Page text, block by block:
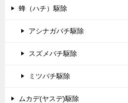
蜂（ハチ）駆除
アシナガバチ駆除
スズメバチ駆除
ミツバチ駆除
ムカデ(ヤスデ)駆除